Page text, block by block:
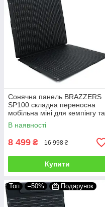
Сонячна панель BRAZZERS
SP100 складна переносна
мобільна міні для кемпінгу та
туризму 100 Вт
В наявності
8 499 ₴ 16 998 ₴
Купити
Топ –50% Подарунок